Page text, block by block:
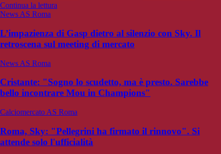
Continua la lettura
News AS Roma
L’impazienza di Gasp dietro al silenzio con Sky. Il
retroscena sul meeting di mercato
News AS Roma
Cristante: "Sogno lo scudetto, ma è presto. Sarebbe
bello incontrare Mou in Champions"
Calciomercato AS Roma
Roma, Sky: "Pellegrini ha firmato il rinnovo". Si
attende solo l'ufficialità